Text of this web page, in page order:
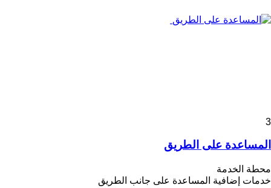
3
المساعدة على الطريق
محطة الخدمة
خدمات إضافية المساعدة على جانب الطريق